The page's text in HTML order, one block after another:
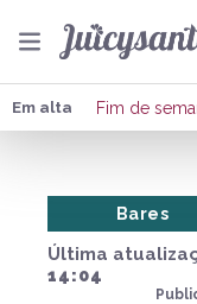
Em alta Fim de
Última
14:04
Bares